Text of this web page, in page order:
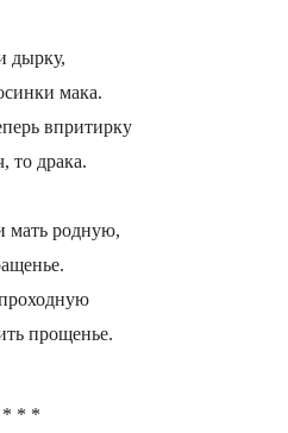
дырку,
мака.
впритирку
то драка.
мать родную,
прощенье.
* * *